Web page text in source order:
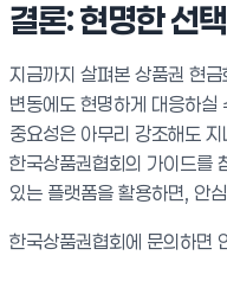
결론: 현명한 선
지금까지 살펴본 상품권 현
변동에도 현명하게 대응하실
중요성은 아무리 강조해도
한국상품권협회의 가이드를
있는 플랫폼을 활용하면, 안
한국상품권협회에 문의하면